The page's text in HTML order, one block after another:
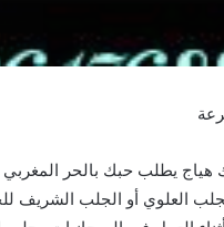
يطلب حبك بالحر المغربي
العلوي أو الجلب الشريف